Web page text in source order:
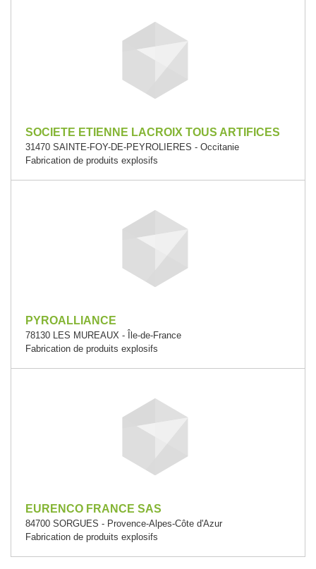
SOCIETE ETIENNE LACROIX TOUS ARTIFICES
31470 SAINTE-FOY-DE-PEYROLIERES - Occitanie
Fabrication de produits explosifs
PYROALLIANCE
78130 LES MUREAUX - Île-de-France
Fabrication de produits explosifs
EURENCO FRANCE SAS
84700 SORGUES - Provence-Alpes-Côte d'Azur
Fabrication de produits explosifs